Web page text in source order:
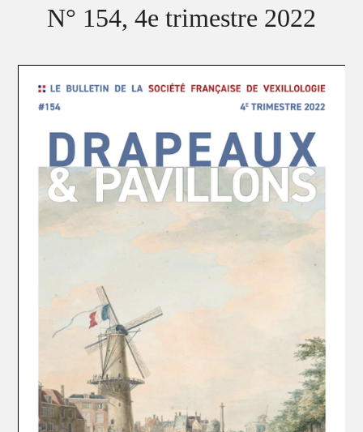
N° 154, 4e trimestre 2022